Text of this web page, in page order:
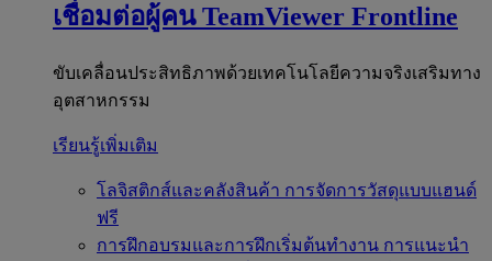
เชื่อมต่อผู้คน TeamViewer Frontline
ขับเคลื่อนประสิทธิภาพด้วยเทคโนโลยีความจริงเสริมทาง
อุตสาหกรรม
เรียนรู้เพิ่มเติม
โลจิสติกส์และคลังสินค้า การจัดการวัสดุแบบแฮนด์
ฟรี
การฝึกอบรมและการฝึกเริ่มต้นทำงาน การแนะนำ